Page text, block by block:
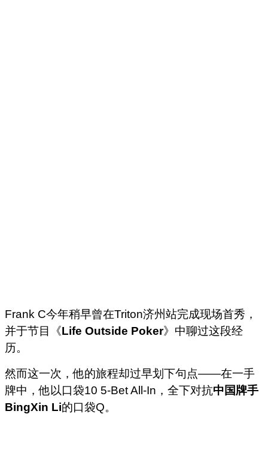
Frank C今年稍早曾在Triton济州站完成现场首秀，
并于节目《Life Outside Poker》中聊过这段经
历。
然而这一次，他的旅程却过早划下句点——在一手
牌中，他以口袋10 5-Bet All-In，全下对抗中国牌手
BingXin Li的口袋Q。